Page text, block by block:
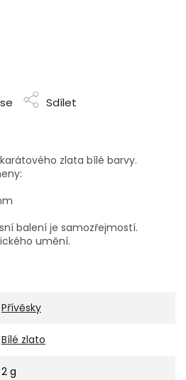
Sdílet
zlata bílé barvy.
balení je samozřejmostí.
umění.
Přívěsky
Bílé zlato
2 g